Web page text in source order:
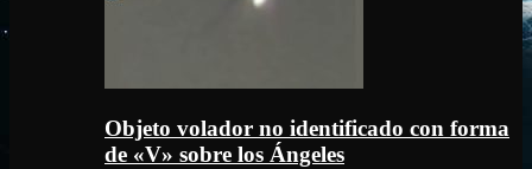
Objeto volador no identificado con forma
de «V» sobre los Ángeles